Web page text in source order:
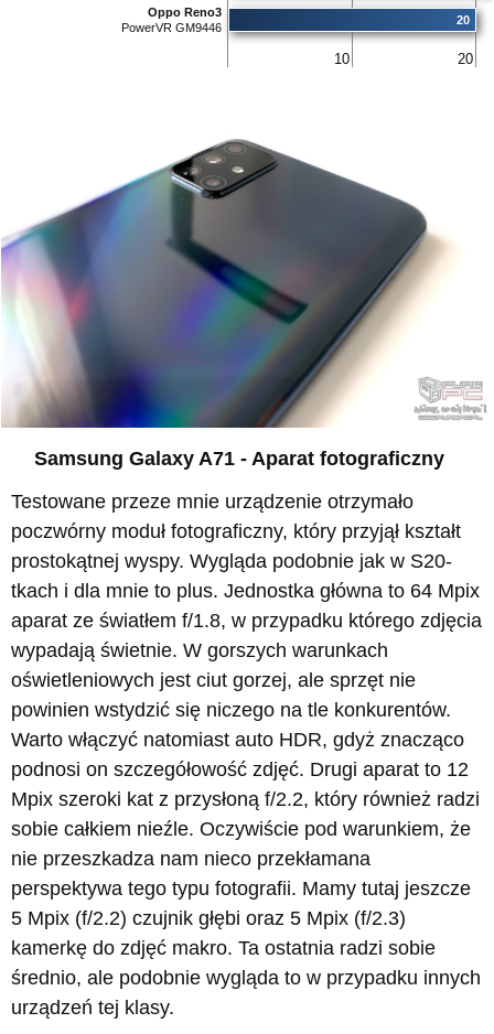
10 20
Oppo Reno3
PowerVR GM9446
20
Samsung Galaxy A71 - Aparat fotograficzny
Testowane przeze mnie urządzenie otrzymało
poczwórny moduł fotograficzny, który przyjął kształt
prostokątnej wyspy. Wygląda podobnie jak w S20-
tkach i dla mnie to plus. Jednostka główna to 64 Mpix
aparat ze światłem f/1.8, w przypadku którego zdjęcia
wypadają świetnie. W gorszych warunkach
oświetleniowych jest ciut gorzej, ale sprzęt nie
powinien wstydzić się niczego na tle konkurentów.
Warto włączyć natomiast auto HDR, gdyż znacząco
podnosi on szczegółowość zdjęć. Drugi aparat to 12
Mpix szeroki kat z przysłoną f/2.2, który również radzi
sobie całkiem nieźle. Oczywiście pod warunkiem, że
nie przeszkadza nam nieco przekłamana
perspektywa tego typu fotografii. Mamy tutaj jeszcze
5 Mpix (f/2.2) czujnik głębi oraz 5 Mpix (f/2.3)
kamerkę do zdjęć makro. Ta ostatnia radzi sobie
średnio, ale podobnie wygląda to w przypadku innych
urządzeń tej klasy.